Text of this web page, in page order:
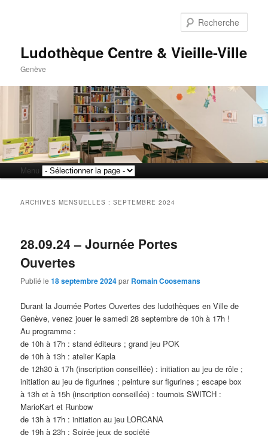
Ludothèque Centre & Vieille-Ville
Genève
principal
Aller
au
Aller
au
ARCHIVES MENSUELLES :SEPTEMBRE 2024
28.09.24 – Journée Portes
Ouvertes
Publié le18 septembre 2024par Romain Coosemans
Durant la Journée Portes Ouvertes des ludothèques en Ville de
Genève, venez jouer le samedi 28 septembre de 10h à 17h !
Au programme :
de 10h à 17h : stand éditeurs ; grand jeu POK
de 10h à 13h : atelier Kapla
de 12h30 à 17h (inscription conseillée) : initiation au jeu de rôle ;
initiation au jeu de figurines ; peinture sur figurines ; escape box
à 13h et à 15h (inscription conseillée) : tournois SWITCH :
MarioKart et Runbow
de 13h à 17h : initiation au jeu LORCANA
de 19h à 23h : Soirée jeux de société